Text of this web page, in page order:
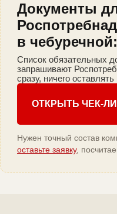
Документы
в
Список обязательных
запрашивают
сразу, ничего
ОТКРЫТЬ ЧЕК-
Нужен точный состав
оставьте заявку,